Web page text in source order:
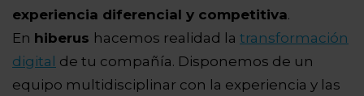
experiencia diferencial y competitiva.
En hiberus hacemos realidad la transformación
digital de tu compañía. Disponemos de un
equipo multidisciplinar con la experiencia y las